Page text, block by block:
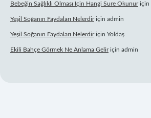
Bebeğin Sağlıklı Olması Için Hangi Sure Okunuriçin
Yeşil Soğanın Faydaları Nelerdiriçin admin
Yeşil Soğanın Faydaları Nelerdiriçin Yoldaş
Ekili Bahçe Görmek Ne Anlama Geliriçin admin